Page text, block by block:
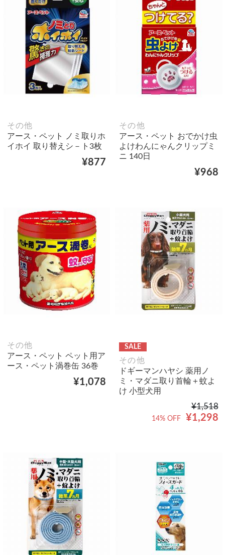
その他
アース・ペット ノミ取りホ
イホイ 取り替えシ－ト3枚
¥877
その他
アース・ペット おでかけ虫
よけわんにゃんクリップミ
ニ 140日
¥968
その他
アース・ペット ペット用ア
ース・ペット渦巻缶 36巻
¥1,078
SALE
その他
ドギーマンハヤシ 薬用ノ
ミ・マダニ取り首輪＋蚊よ
け 小型犬用
¥1,518
¥1,298
14% OFF